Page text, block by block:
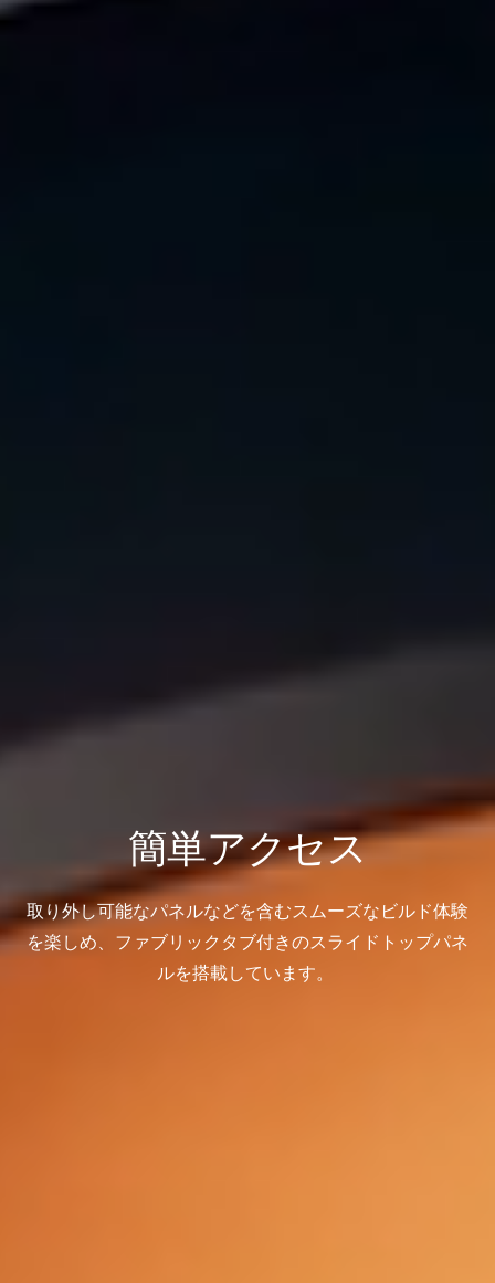
簡単アクセス
取り外し可能なパネルなどを含むスムーズなビルド体験
を楽しめ、 ファブリック タブ付きのスライドトップパネ
ルを搭載しています。